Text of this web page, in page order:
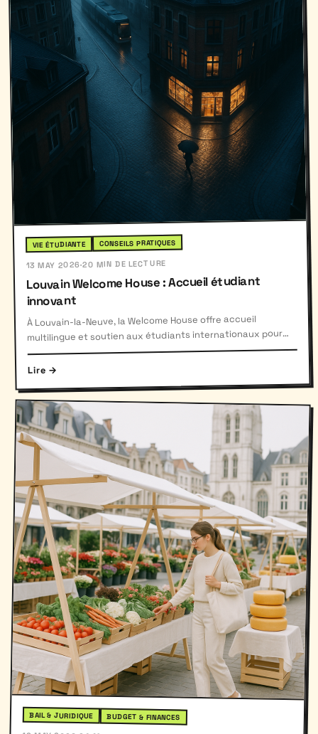
VIE ÉTUDIANTE CONSEILS PRATIQUES
13 MAY 2026·20 MIN DE LECTURE
Louvain Welcome House : Accueil étudiant
innovant
À Louvain-la-Neuve, la Welcome House offre accueil
multilingue et soutien aux étudiants internationaux pour
une intégration réussie.
Lire →
BAIL & JURIDIQUE BUDGET & FINANCES